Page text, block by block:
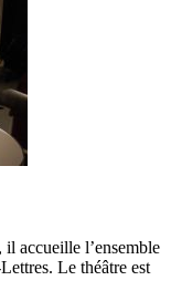
accueille l’ensemble
Le théâtre est